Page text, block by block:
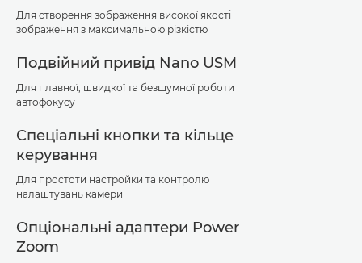
Для створення зображення високої якості
зображення з максимальною різкістю
Подвійний привід Nano USM
Для плавної, швидкої та безшумної роботи
автофокусу
Спеціальні кнопки та кільце
керування
Для простоти настройки та контролю
налаштувань камери
Опціональні адаптери Power
Zoom